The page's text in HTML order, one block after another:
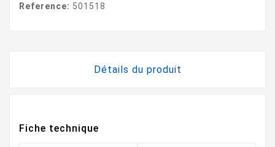
Reference: 501518
Détails du produit
Fiche technique